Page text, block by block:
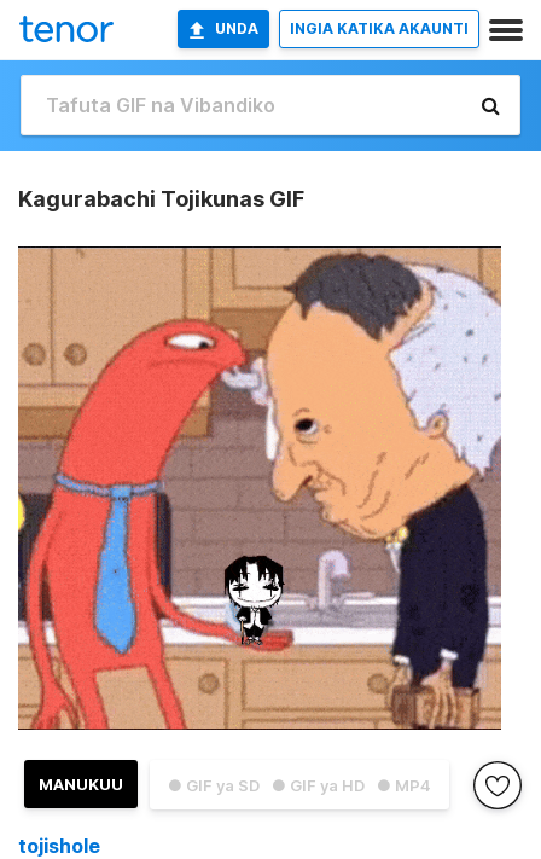
UNDA INGIA KATIKA AKAUNTI
Kagurabachi Tojikunas GIF
● GIF ya SD ● GIF ya HD ● MP4
MANUKUU
tojishole